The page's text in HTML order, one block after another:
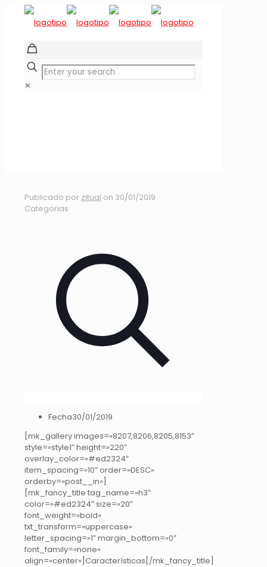
✕
Publicado por zitual on 30/01/2019
Categorias
Fecha30/01/2019
[mk_gallery images=»8207,8206,8205,8153″
style=»style1″ height=»220″
overlay_color=»#ed2324″
item_spacing=»10″ order=»DESC»
orderby=»post__in»]
[mk_fancy_title tag_name=»h3″
color=»#ed2324″ size=»20″
font_weight=»bold»
txt_transform=»uppercase»
letter_spacing=»1″ margin_bottom=»0″
font_family=»none»
align=»center»]Características[/mk_fancy_title]